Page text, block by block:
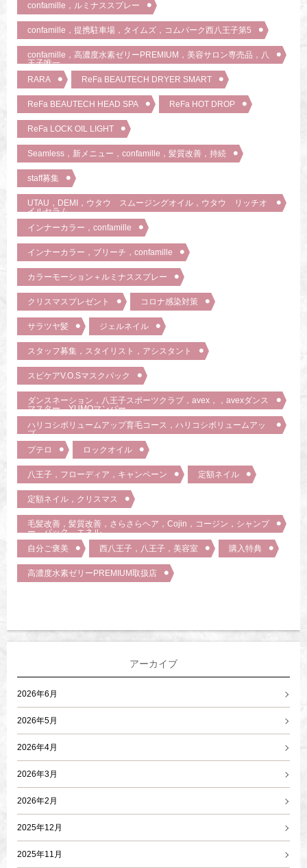
confamille，ルミナススプレー
confamille，提携駐車場，タイムズ，コムパーク西八王子第5
confamille，高濃度水素ゼリーPREMIUM，美容サロン専売品，八
王子唯一
RARA
ReFa BEAUTECH DRYER SMART
ReFa BEAUTECH HEAD SPA ReFa HOT DROP
ReFa LOCK OIL LIGHT
Seamless，新メニュー，confamille，髪質改善，持続
staff募集
UTAU，DEMI，ウタウ スムージングオイル，ウタウ リッチオ
イルセラム
インナーカラー，confamille
インナーカラー，ブリーチ，confamille
カラーモーション＋ルミナススプレー
クリスマスプレゼント コロナ感染対策
サラツヤ髪 ジェルネイル
スタッフ募集，スタイリスト，アシスタント
スピケアV.O.Sマスクパック
ダンスネーション，八王子スポーツクラブ，avex，，avexダンス
マスター，YUMOマンバー
ハリコシボリュームアップ育毛コース，ハリコシボリュームアッ
プ
プテロ
ロックオイル
八王子，フローディア，キャンペーン 定額ネイル
定額ネイル，クリスマス
毛髪改善，髪質改善，さらさらヘア，Cojin，コージン，シャンプ
ー，パック，エネル，
自分ご褒美
西八王子，八王子，美容室 購入特典
高濃度水素ゼリーPREMIUM取扱店
アーカイブ
2026年6月
2026年5月
2026年4月
2026年3月
2026年2月
2025年12月
2025年11月